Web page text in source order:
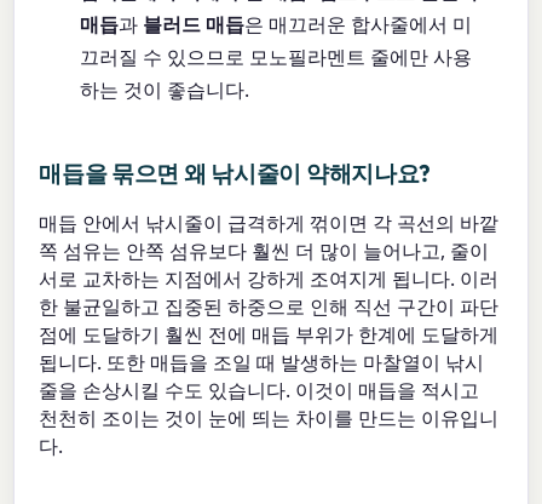
매듭과 블러드 매듭은 매끄러운 합사줄에서 미
끄러질 수 있으므로 모노필라멘트 줄에만 사용
하는 것이 좋습니다.
매듭을 묶으면 왜 낚시줄이 약해지나요?
매듭 안에서 낚시줄이 급격하게 꺾이면 각 곡선의 바깥
쪽 섬유는 안쪽 섬유보다 훨씬 더 많이 늘어나고, 줄이
서로 교차하는 지점에서 강하게 조여지게 됩니다. 이러
한 불균일하고 집중된 하중으로 인해 직선 구간이 파단
점에 도달하기 훨씬 전에 매듭 부위가 한계에 도달하게
됩니다. 또한 매듭을 조일 때 발생하는 마찰열이 낚시
줄을 손상시킬 수도 있습니다. 이것이 매듭을 적시고
천천히 조이는 것이 눈에 띄는 차이를 만드는 이유입니
다.